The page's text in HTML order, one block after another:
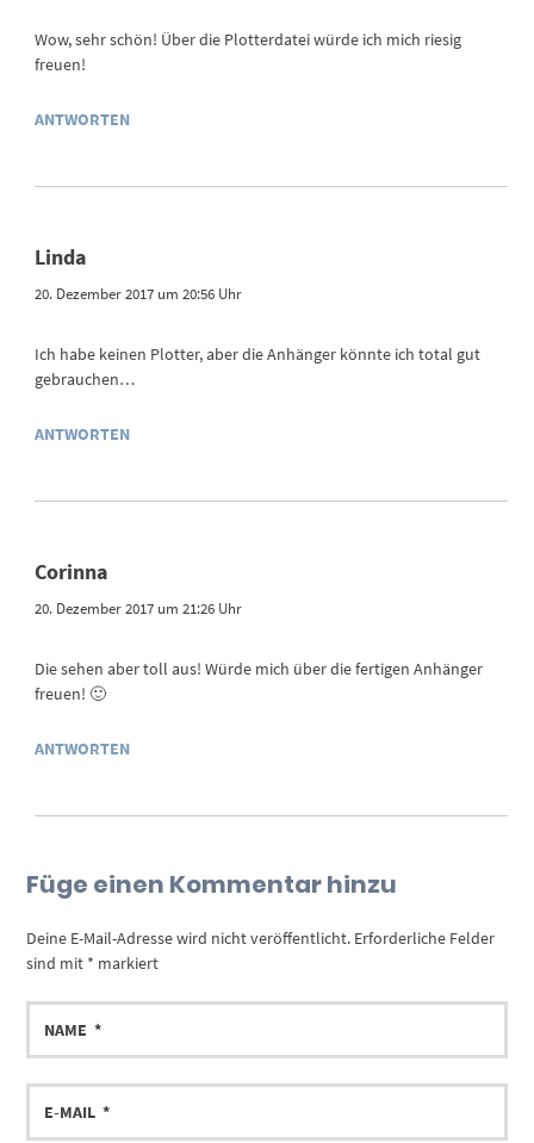
Wow, sehr schön! Über die Plotterdatei würde ich mich riesig
freuen!
ANTWORTEN
Linda
20. Dezember 2017 um 20:56 Uhr
Ich habe keinen Plotter, aber die Anhänger könnte ich total gut
gebrauchen…
ANTWORTEN
Corinna
20. Dezember 2017 um 21:26 Uhr
Die sehen aber toll aus! Würde mich über die fertigen Anhänger
freuen! 🙂
ANTWORTEN
Füge einen Kommentar hinzu
Deine E-Mail-Adresse wird nicht veröffentlicht. Erforderliche Felder
sind mit * markiert
NAME
E-
MAIL